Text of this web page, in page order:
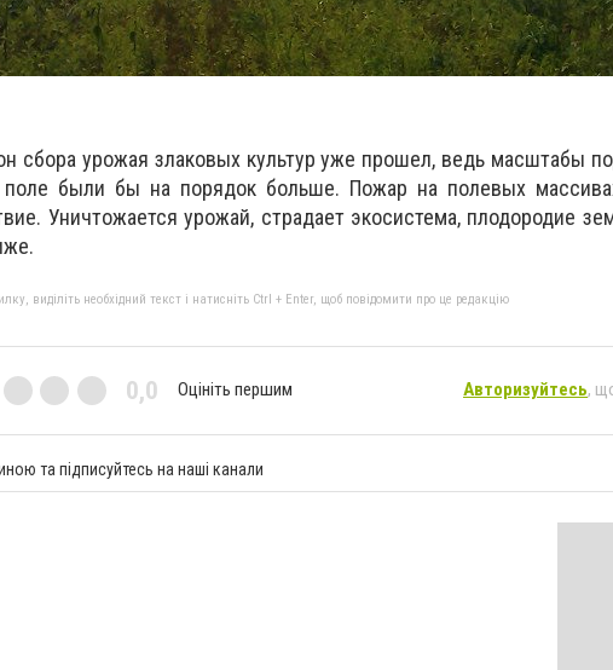
сбора урожая злаковых культур уже прошел, ведь масштабы
были бы на порядок больше. Пожар на полевых
Уничтожается урожай, страдает экосистема, плодородие
виділіть необхідний текст і натисніть Ctrl + Enter, щоб повідомити про це редакцію
0,0 Оцініть першим Авторизуйтесь,
та підписуйтесь на наші канали